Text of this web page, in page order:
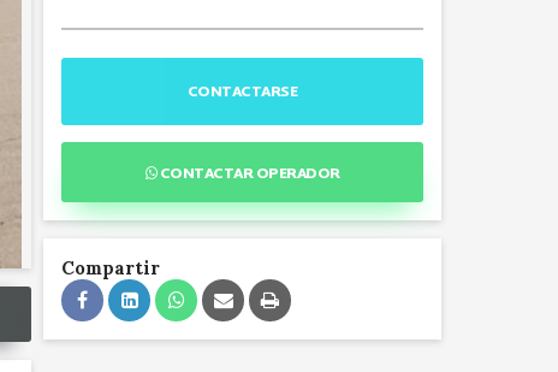
CONTACTARSE
CONTACTAR OPERADOR
Compartir